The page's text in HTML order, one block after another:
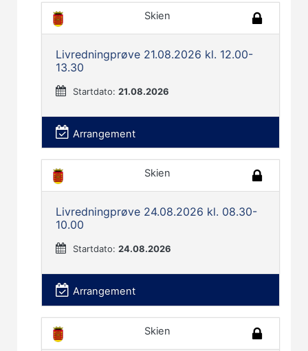
Skien
Livredningprøve 21.08.2026 kl. 12.00-
13.30
Startdato:21.08.2026
Arrangement
Skien
Livredningprøve 24.08.2026 kl. 08.30-
10.00
Startdato:24.08.2026
Arrangement
Skien